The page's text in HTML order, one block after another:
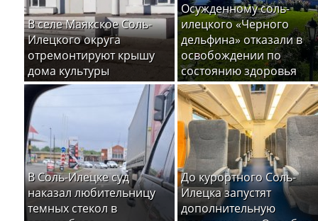
В селе Маякское Соль-
Илецкого округа
отремонтируют крышу
дома культуры
Осужденному соль-
илецкого «Черного
дельфина» отказали в
освобождении по
состоянию здоровья
В Соль-Илецке суд
наказал любительницу
темных стекол в
До курортного Соль-
Илецка запустят
дополнительную